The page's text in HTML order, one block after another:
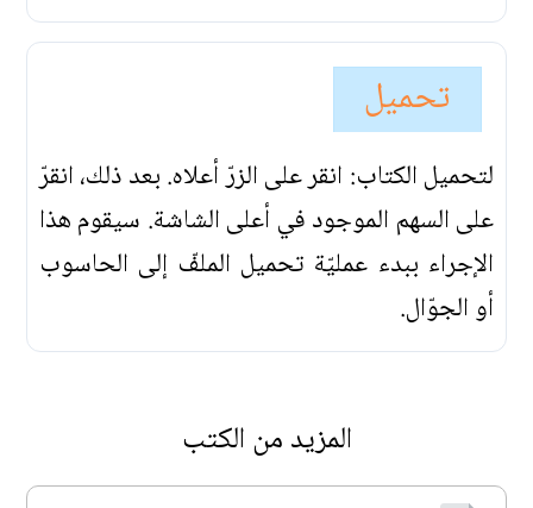
تحميل
لتحميل الكتاب: انقر على الزرّ أعلاه. بعد ذلك، انقرّ
على السهم الموجود في أعلى الشاشة. سيقوم هذا
الإجراء ببدء عمليّة تحميل الملفّ إلى الحاسوب
أو الجوّال.
المزيد من الكتب